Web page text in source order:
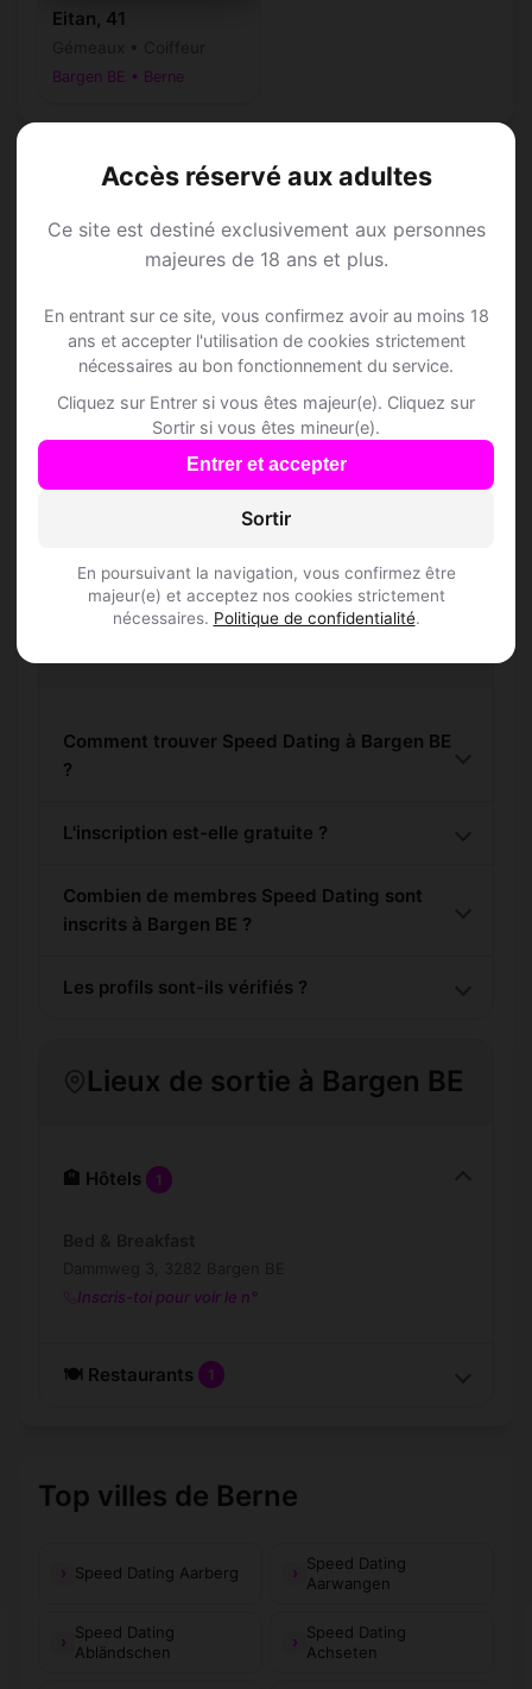
Accès réservé aux adultes
Ce site est destiné exclusivement aux personnes
majeures de 18 ans et plus.
En entrant sur ce site, vous confirmez avoir au moins 18
ans et accepter l'utilisation de cookies strictement
nécessaires au bon fonctionnement du service.
Cliquez sur Entrer si vous êtes majeur(e). Cliquez sur
Sortir si vous êtes mineur(e).
Entrer et accepter
Sortir
En poursuivant la navigation, vous confirmez être
majeur(e) et acceptez nos cookies strictement
nécessaires. Politique de confidentialité.
Eitan, 41
Bargen BE • Berne
Speed Dating à
Bargen BE
Rejoins les membres de Bargen BE et des
alentours !
S'inscrire gratuitement
Comment trouver Speed Dating à Bargen BE
?
L'inscription est-elle gratuite ?
Combien de membres Speed Dating sont
inscrits à Bargen BE ?
Les profils sont-ils vérifiés ?
Lieux de sortie à Bargen BE
🏨 Hôtels 1
Inscris-toi pour voir le n°
🍽️ Restaurants 1
Top villes de Berne
Speed Dating Aarberg
Speed Dating
Aarwangen
Speed Dating
Abländschen
Speed Dating
Achseten